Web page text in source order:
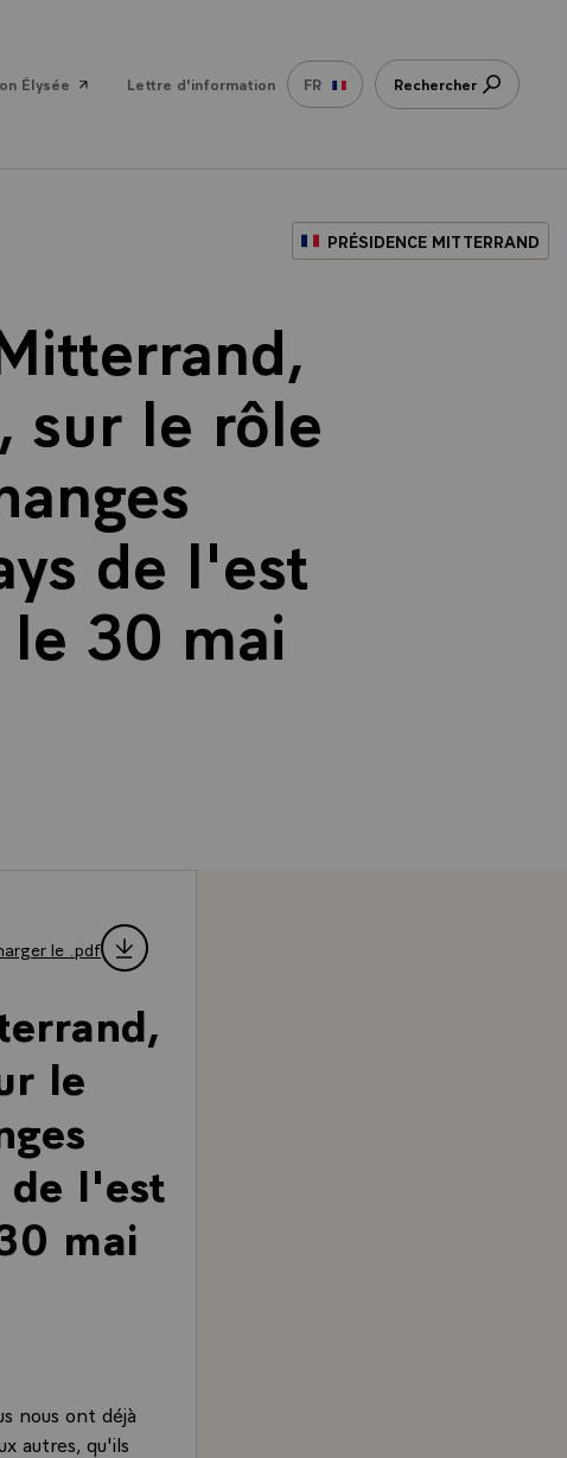
Élysée Lettre d'information FR Rechercher
PRÉSIDENCE MITTERRAND
sur le rôle
de l'est
30 mai
le .pdf
le
de l'est
mai
nous ont déjà
autres, qu'ils